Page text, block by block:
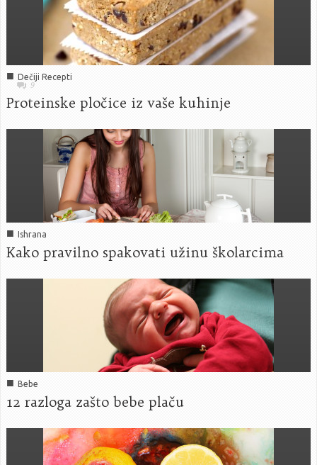
■ Dečiji Recepti
9
Proteinske pločice iz vaše kuhinje
■ Ishrana
Kako pravilno spakovati užinu školarcima
■ Bebe
12 razloga zašto bebe plaču